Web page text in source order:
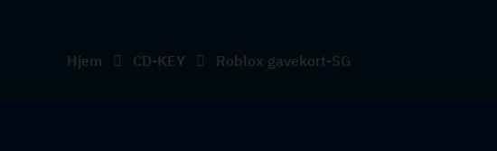
Hjem CD-KEY Roblox gavekort-SG